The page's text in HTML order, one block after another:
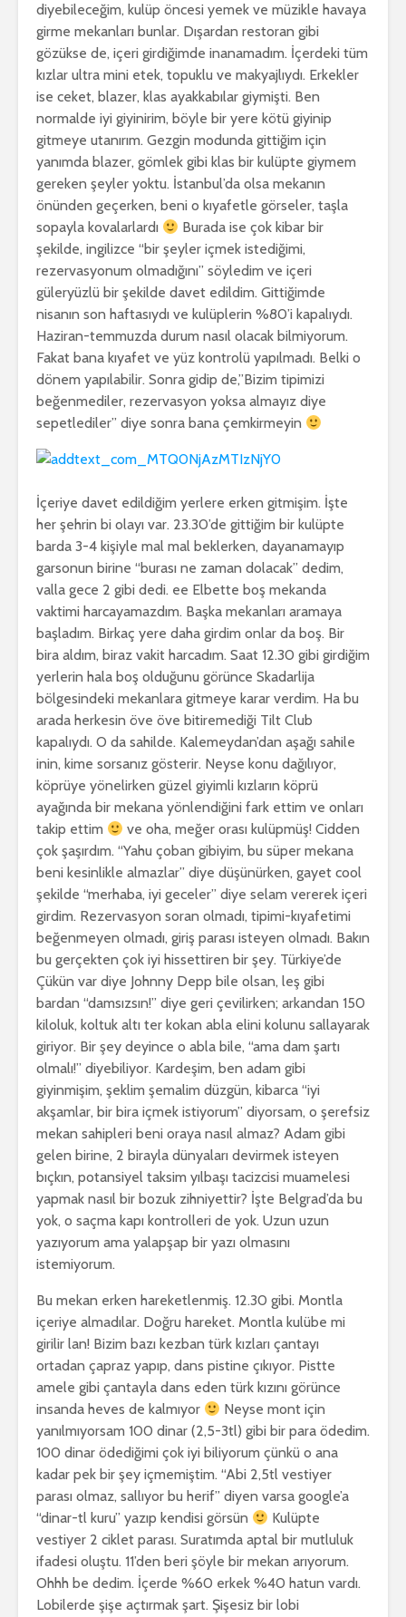
diyebileceğim, kulüp öncesi yemek ve müzikle havaya
girme mekanları bunlar. Dışardan restoran gibi
gözükse de, içeri girdiğimde inanamadım. İçerdeki tüm
kızlar ultra mini etek, topuklu ve makyajlıydı. Erkekler
ise ceket, blazer, klas ayakkabılar giymişti. Ben
normalde iyi giyinirim, böyle bir yere kötü giyinip
gitmeye utanırım. Gezgin modunda gittiğim için
yanımda blazer, gömlek gibi klas bir kulüpte giymem
gereken şeyler yoktu. İstanbul’da olsa mekanın
önünden geçerken, beni o kıyafetle görseler, taşla
sopayla kovalarlardı
Burada ise çok kibar bir
şekilde, ingilizce “bir şeyler içmek istediğimi,
rezervasyonum olmadığını” söyledim ve içeri
güleryüzlü bir şekilde davet edildim. Gittiğimde
nisanın son haftasıydı ve kulüplerin %80’i kapalıydı.
Haziran-temmuzda durum nasıl olacak bilmiyorum.
Fakat bana kıyafet ve yüz kontrolü yapılmadı. Belki o
dönem yapılabilir. Sonra gidip de,”Bizim tipimizi
beğenmediler, rezervasyon yoksa almayız diye
sepetlediler” diye sonra bana çemkirmeyin
İçeriye davet edildiğim yerlere erken gitmişim. İşte
her şehrin bi olayı var. 23.30’de gittiğim bir kulüpte
barda 3-4 kişiyle mal mal beklerken, dayanamayıp
garsonun birine “burası ne zaman dolacak” dedim,
valla gece 2 gibi dedi. ee Elbette boş mekanda
vaktimi harcayamazdım. Başka mekanları aramaya
başladım. Birkaç yere daha girdim onlar da boş. Bir
bira aldım, biraz vakit harcadım. Saat 12.30 gibi girdiğim
yerlerin hala boş olduğunu görünce Skadarlija
bölgesindeki mekanlara gitmeye karar verdim. Ha bu
arada herkesin öve öve bitiremediği Tilt Club
kapalıydı. O da sahilde. Kalemeydan’dan aşağı sahile
inin, kime sorsanız gösterir. Neyse konu dağılıyor,
köprüye yönelirken güzel giyimli kızların köprü
ayağında bir mekana yönlendiğini fark ettim ve onları
takip ettim
ve oha, meğer orası kulüpmüş! Cidden
çok şaşırdım. “Yahu çoban gibiyim, bu süper mekana
beni kesinlikle almazlar” diye düşünürken, gayet cool
şekilde “merhaba, iyi geceler” diye selam vererek içeri
girdim. Rezervasyon soran olmadı, tipimi-kıyafetimi
beğenmeyen olmadı, giriş parası isteyen olmadı. Bakın
bu gerçekten çok iyi hissettiren bir şey. Türkiye’de
Çükün var diye Johnny Depp bile olsan, leş gibi
bardan “damsızsın!” diye geri çevilirken; arkandan 150
kiloluk, koltuk altı ter kokan abla elini kolunu sallayarak
giriyor. Bir şey deyince o abla bile, “ama dam şartı
olmalı!” diyebiliyor. Kardeşim, ben adam gibi
giyinmişim, şeklim şemalim düzgün, kibarca “iyi
akşamlar, bir bira içmek istiyorum” diyorsam, o şerefsiz
mekan sahipleri beni oraya nasıl almaz? Adam gibi
gelen birine, 2 birayla dünyaları devirmek isteyen
bıçkın, potansiyel taksim yılbaşı tacizcisi muamelesi
yapmak nasıl bir bozuk zihniyettir? İşte Belgrad’da bu
yok, o saçma kapı kontrolleri de yok. Uzun uzun
yazıyorum ama yalapşap bir yazı olmasını
istemiyorum.
Bu mekan erken hareketlenmiş. 12.30 gibi. Montla
içeriye almadılar. Doğru hareket. Montla kulübe mi
girilir lan! Bizim bazı kezban türk kızları çantayı
ortadan çapraz yapıp, dans pistine çıkıyor. Pistte
amele gibi çantayla dans eden türk kızını görünce
insanda heves de kalmıyor
Neyse mont için
yanılmıyorsam 100 dinar (2,5-3tl) gibi bir para ödedim.
100 dinar ödediğimi çok iyi biliyorum çünkü o ana
kadar pek bir şey içmemiştim. “Abi 2,5tl vestiyer
parası olmaz, sallıyor bu herif” diyen varsa google’a
“dinar-tl kuru” yazıp kendisi görsün
Kulüpte
vestiyer 2 ciklet parası. Suratımda aptal bir mutluluk
ifadesi oluştu. 11’den beri şöyle bir mekan arıyorum.
Ohhh be dedim. İçerde %60 erkek %40 hatun vardı.
Lobilerde şişe açtırmak şart. Şişesiz bir lobi